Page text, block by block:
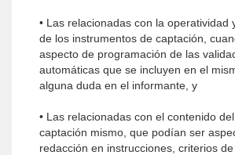
• Las relacionadas con la operatividad
de los instrumentos de captación,
aspecto de programación de las
automáticas que se incluyen en el
alguna duda en el informante, y
• Las relacionadas con el contenido
captación mismo, que podían ser
redacción en instrucciones, criterios